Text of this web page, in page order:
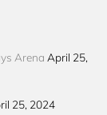
Arena April 25,
25, 2024